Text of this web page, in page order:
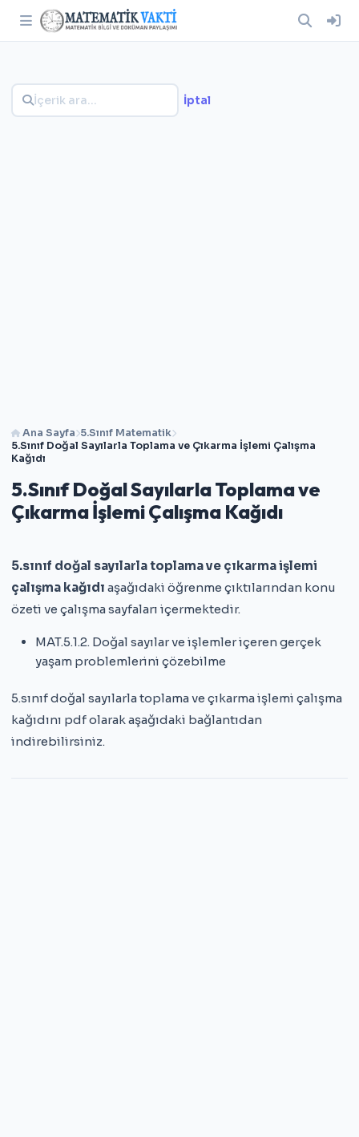
Ana Sayfa 5.Sınıf Matematik
5.Sınıf Doğal Sayılarla Toplama ve Çıkarma İşlemi Çalışma
Kağıdı
5.Sınıf Doğal Sayılarla Toplama ve
Çıkarma İşlemi Çalışma Kağıdı
5.sınıf doğal sayılarla toplama ve çıkarma işlemi
çalışma kağıdı aşağıdaki öğrenme çıktılarından konu
özeti ve çalışma sayfaları içermektedir.
MAT.5.1.2. Doğal sayılar ve işlemler içeren gerçek
yaşam problemlerini çözebilme
5.sınıf doğal sayılarla toplama ve çıkarma işlemi çalışma
kağıdını pdf olarak aşağıdaki bağlantıdan
indirebilirsiniz.
İptal